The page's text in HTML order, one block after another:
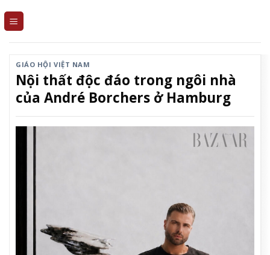
GIÁO HỘI VIỆT NAM
Nội thất độc đáo trong ngôi nhà
của André Borchers ở Hamburg